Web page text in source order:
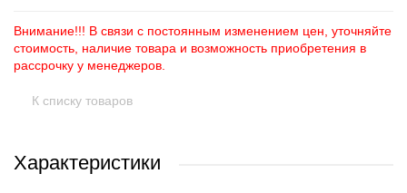
Внимание!!! В связи с постоянным изменением цен, уточняйте
стоимость, наличие товара и возможность приобретения в
рассрочку у менеджеров.
К списку товаров
Характеристики